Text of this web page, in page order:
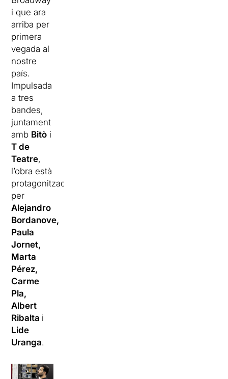
i que ara
arriba per
primera
vegada al
nostre
país.
Impulsada
a tres
bandes,
juntament
amb Bitò i
T de
Teatre,
l’obra està
protagonitzada
per
Alejandro
Bordanove,
Paula
Jornet,
Marta
Pérez,
Carme
Pla,
Albert
Ribalta i
Lide
Uranga.